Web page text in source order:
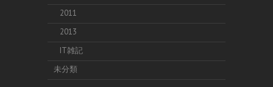
2011
2013
IT雑記
未分類